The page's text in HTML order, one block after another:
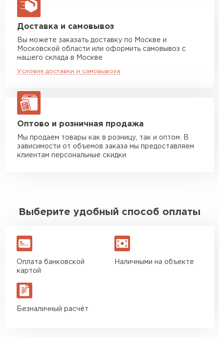
макс. длина груза 13,5 м
Манипулятор до 5 тн
Манипулятор до 10 тн
макс. длина груза 8 м
макс. длина груза 13,5 м
ЗАКАЗАТЬ С ДОСТАВКОЙ
Доставка и самовывоз
Вы можете заказать доставку по Москве и
Московской области или оформить самовывоз с
нашего склада в Москве
Условия доставки и самовывоза
Оптово и розничная продажа
Мы продаем товары как в розницу, так и оптом. В
зависимости от объемов заказа мы предоставляем
клиентам персональные скидки
Выберите удобный способ оплаты
Оплата банковской
картой
Наличными на объекте
Безналичный расчёт